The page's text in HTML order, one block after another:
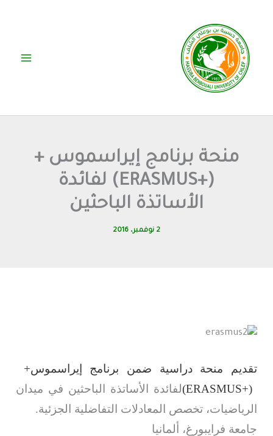
المحتوى
منحة برنامج إيراسموس +
(+ERASMUS) لفائدة
الأساتذة الباحثين
2 نوفمبر، 2016
تقديم منحة دراسية ضمن برنامج إيراسموس+
(ERASMUS+)لفائدة الأساتذة الباحثين في ميدان
الرياضيات، تخصص المعادلات التفاضلية الجزئية.
جامعة فرايبورغ، ألمانيا